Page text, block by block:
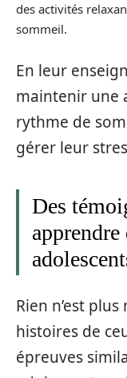
des activités
sommeil.
En leur
maintenir une
rythme de
gérer leur
Des
apprendre
Rien n’est
histoires de
épreuves